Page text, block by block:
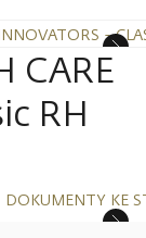
-
CARE
RH
DOKUMENTY KE